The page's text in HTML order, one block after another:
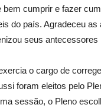
bem cumprir e fazer
do país. Agradeceu as
seus antecessores
o cargo de
foram eleitos pelo
sessão, o Pleno